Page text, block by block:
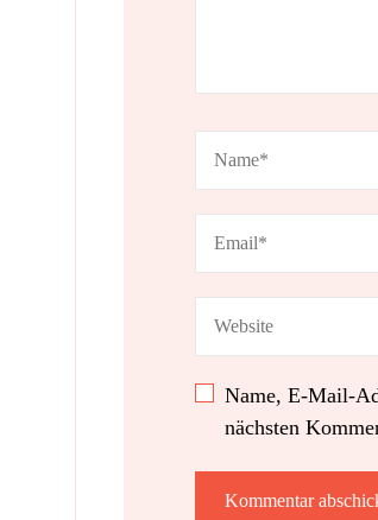
Name, E-Mail-
nächsten